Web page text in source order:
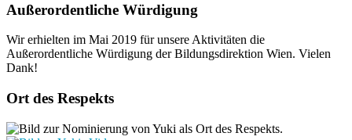
Außerordentliche Würdigung
Wir erhielten im Mai 2019 für unsere Aktivitäten die
Außerordentliche Würdigung der Bildungsdirektion Wien. Vielen
Dank!
Ort des Respekts